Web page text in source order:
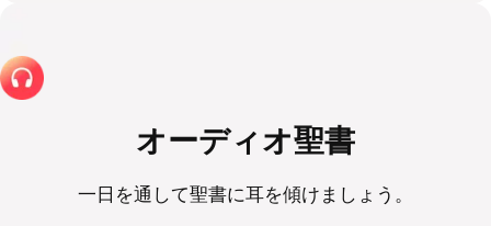
オーディオ聖書
一日を通して聖書に耳を傾けましょう。